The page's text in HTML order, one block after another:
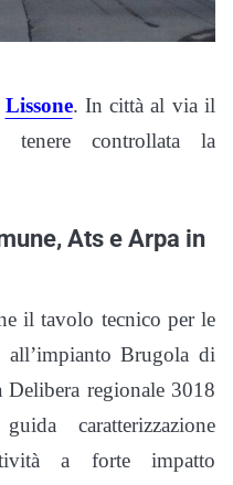
Lissone. In città al via il
controllata la
Ats e Arpa in
il tavolo tecnico per le
all’impianto Brugola di
regionale 3018
caratterizzazione
a forte impatto